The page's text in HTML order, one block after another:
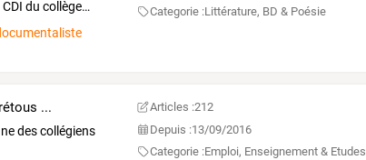
CDI du collège…
Categorie :Littérature, BD & Poésie
...
des collégiens
Articles :212
Depuis :13/09/2016
Categorie :Emploi, Enseignement & Etudes